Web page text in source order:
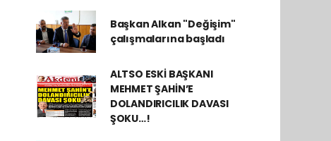
Başkan Alkan "Değişim"
çalışmalarına başladı
ALTSO ESKİ BAŞKANI
MEHMET ŞAHİN’E
DOLANDIRICILIK DAVASI
ŞOKU…!